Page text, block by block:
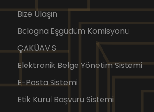
Bize Ulaşın
Bologna Eşgüdüm Komisyonu
ÇAKÜAVİS
Elektronik Belge Yönetim Sistemi
E-Posta Sistemi
Etik Kurul Başvuru Sistemi